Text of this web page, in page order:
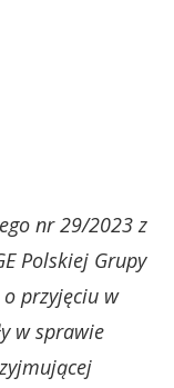
nr 29/2023 z
Polskiej Grupy
o przyjęciu w
w sprawie